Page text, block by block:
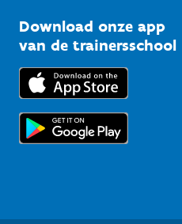
Bedrijven
Trainers en begeleiders
Topsporters
Kennisplatform
Downloads
Voor de pers
Download onze app
van de trainersschool